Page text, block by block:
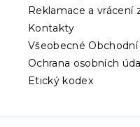
Reklamace a vrácení
Kontakty
Všeobecné
Ochrana osobních
Etický kodex